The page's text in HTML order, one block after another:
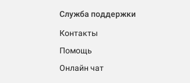
Служба поддержки
Контакты
Помощь
Онлайн чат